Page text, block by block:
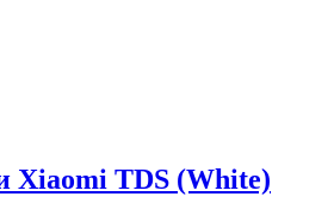
Xiaomi TDS (White)